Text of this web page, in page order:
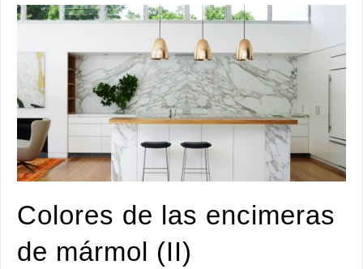
Colores de las encimeras
de mármol (II)